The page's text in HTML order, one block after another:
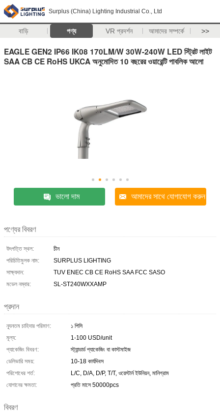
Surplus (China) Lighting Industrial Co., Ltd
বাড়ি পণ্য VR প্রদর্শন আমাদের সম্পর্কে >>
EAGLE GEN2 IP66 IK08 170LM/W 30W-240W LED স্ট্রিট লাইট
SAA CB CE RoHS UKCA অনুমোদিত 10 বছরের ওয়ারেন্টি পাবলিক আলো
ভালো দাম আমাদের সাথে যোগাযোগ করুন
পণ্যের বিবরণ
উৎপত্তি স্থল:
চীন
পরিচিতিমুলক নাম:
SURPLUS LIGHTING
সাক্ষ্যদান:
TUV ENEC CB CE RoHS SAA FCC SASO
মডেল নম্বার:
SL-ST240WXXAMP
প্রদান
ন্যূনতম চাহিদার পরিমাণ:
১ পিসি
মূল্য:
1-100 USD/unit
প্যাকেজিং বিবরণ:
স্ট্যান্ডার্ড প্যাকেজিং বা কাস্টমাইজ
ডেলিভারি সময়:
10-18 কার্যদিবস
পরিশোধের শর্ত:
L/C, D/A, D/P, T/T, ওয়েস্টার্ন ইউনিয়ন, মানিগ্রাম
যোগানের ক্ষমতা:
প্রতি মাসে 50000pcs
বিবরণ